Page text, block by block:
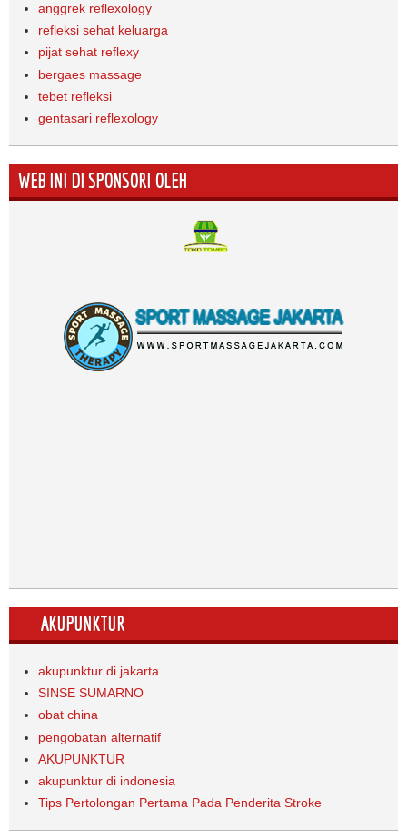
anggrek reflexology
refleksi sehat keluarga
pijat sehat reflexy
bergaes massage
tebet refleksi
gentasari reflexology
WEB INI DI SPONSORI OLEH
AKUPUNKTUR
akupunktur di jakarta
SINSE SUMARNO
obat china
pengobatan alternatif
AKUPUNKTUR
akupunktur di indonesia
Tips Pertolongan Pertama Pada Penderita Stroke